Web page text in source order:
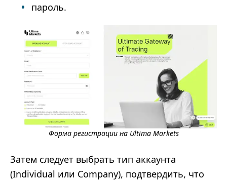
пароль.
Форма регистрации на Ultima Markets
Затем следует выбрать тип аккаунта
(Individual или Company), подтвердить, что